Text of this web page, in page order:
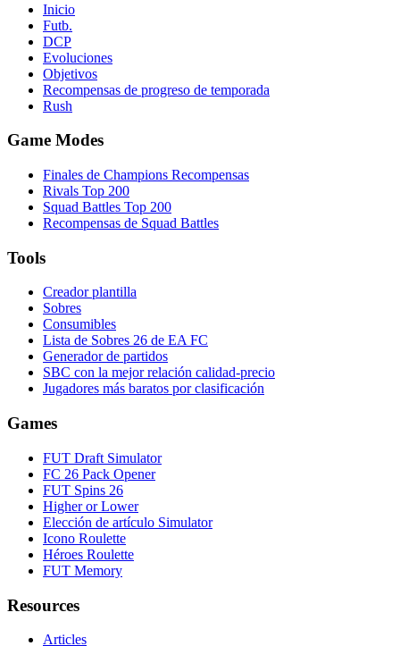
Inicio
Futb.
DCP
Evoluciones
Objetivos
Recompensas de progreso de temporada
Rush
Game Modes
Finales de Champions Recompensas
Rivals Top 200
Squad Battles Top 200
Recompensas de Squad Battles
Tools
Creador plantilla
Sobres
Consumibles
Lista de Sobres 26 de EA FC
Generador de partidos
SBC con la mejor relación calidad-precio
Jugadores más baratos por clasificación
Games
FUT Draft Simulator
FC 26 Pack Opener
FUT Spins 26
Higher or Lower
Elección de artículo Simulator
Icono Roulette
Héroes Roulette
FUT Memory
Resources
Articles